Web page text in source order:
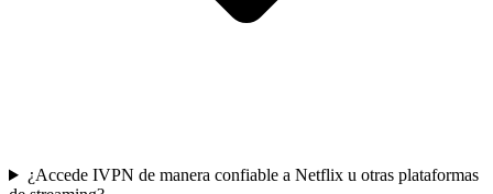
¿Accede IVPN de manera confiable a Netflix u otras plataformas